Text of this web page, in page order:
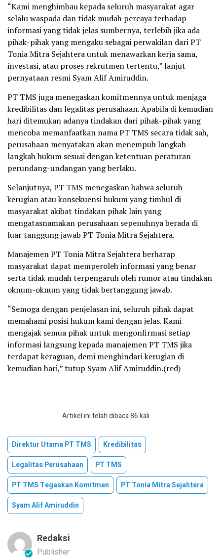
“Kami menghimbau kepada seluruh masyarakat agar
selalu waspada dan tidak mudah percaya terhadap
informasi yang tidak jelas sumbernya, terlebih jika ada
pihak-pihak yang mengaku sebagai perwakilan dari PT
Tonia Mitra Sejahtera untuk menawarkan kerja sama,
investasi, atau proses rekrutmen tertentu,” lanjut
pernyataan resmi Syam Alif Amiruddin.
PT TMS juga menegaskan komitmennya untuk menjaga
kredibilitas dan legalitas perusahaan. Apabila di kemudian
hari ditemukan adanya tindakan dari pihak-pihak yang
mencoba memanfaatkan nama PT TMS secara tidak sah,
perusahaan menyatakan akan menempuh langkah-
langkah hukum sesuai dengan ketentuan peraturan
perundang-undangan yang berlaku.
Selanjutnya, PT TMS menegaskan bahwa seluruh
kerugian atau konsekuensi hukum yang timbul di
masyarakat akibat tindakan pihak lain yang
mengatasnamakan perusahaan sepenuhnya berada di
luar tanggung jawab PT Tonia Mitra Sejahtera.
Manajemen PT Tonia Mitra Sejahtera berharap
masyarakat dapat memperoleh informasi yang benar
serta tidak mudah terpengaruh oleh rumor atau tindakan
oknum-oknum yang tidak bertanggung jawab.
“Semoga dengan penjelasan ini, seluruh pihak dapat
memahami posisi hukum kami dengan jelas. Kami
mengajak semua pihak untuk mengonfirmasi setiap
informasi langsung kepada manajemen PT TMS jika
terdapat keraguan, demi menghindari kerugian di
kemudian hari,” tutup Syam Alif Amiruddin.(red)
Artikel ini telah dibaca 86 kali
Direktur Utama PT TMS
Kredibilitas
Legalitas Perusahaan
PT TMS
PT TMS Tegaskan Komitmen
PT Tonia Mitra Sejahtera
Syam Alif Amiruddin
Redaksi
Publisher